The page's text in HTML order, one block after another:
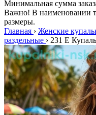
Минимальная сумма
Важно! В наименовании
размеры.
Главная › Женские
раздельные › 231 E